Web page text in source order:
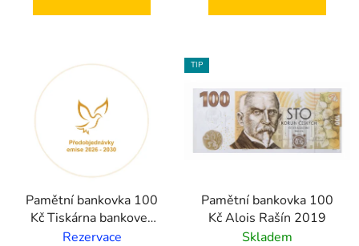
Pamětní bankovka 100
Kč Tiskárna bankovek
2028
Rezervace
TIP
Pamětní bankovka 100
Kč Alois Rašín 2019
Skladem